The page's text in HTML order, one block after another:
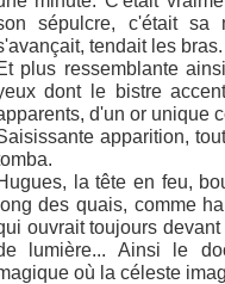
sépulcre, c'était sa
tendait les bras.
plus ressemblante
dont le bistre
d'un or unique
apparition,
la tête en feu,
des quais, comme
ouvrait toujours
lumière... Ainsi le
où la céleste